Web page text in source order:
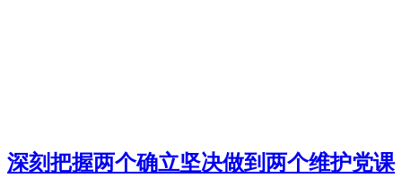
深刻把握两个确立坚决做到两个维护党课